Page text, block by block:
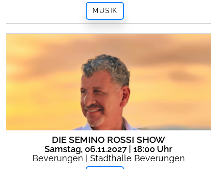
MUSIK
DIE SEMINO ROSSI SHOW
Samstag, 06.11.2027 | 18:00 Uhr
Beverungen | Stadthalle Beverungen